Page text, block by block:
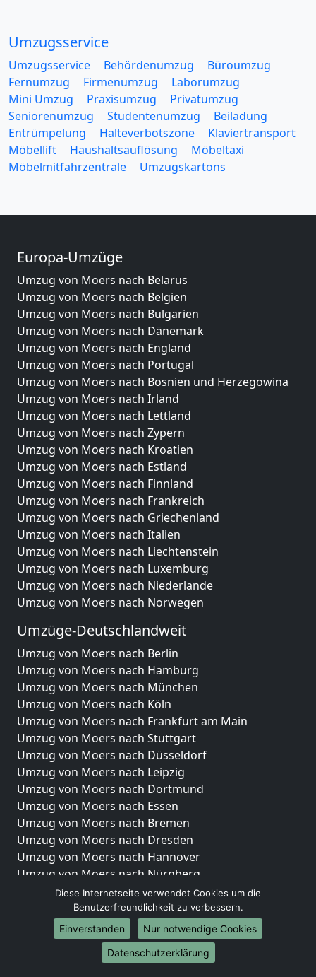
Umzugsservice
Umzugsservice Behördenumzug
Büroumzug
Fernumzug
Firmenumzug
Laborumzug
Mini Umzug
Praxisumzug
Privatumzug
Seniorenumzug
Studentenumzug
Beiladung
Entrümpelung
Halteverbotszone
Klaviertransport
Möbellift
Haushaltsauflösung
Möbeltaxi
Möbelmitfahrzentrale
Umzugskartons
Europa-Umzüge
Umzug von Moers nach Belarus
Umzug von Moers nach Belgien
Umzug von Moers nach Bulgarien
Umzug von Moers nach Dänemark
Umzug von Moers nach England
Umzug von Moers nach Portugal
Umzug von Moers nach Bosnien und Herzegowina
Umzug von Moers nach Irland
Umzug von Moers nach Lettland
Umzug von Moers nach Zypern
Umzug von Moers nach Kroatien
Umzug von Moers nach Estland
Umzug von Moers nach Finnland
Umzug von Moers nach Frankreich
Umzug von Moers nach Griechenland
Umzug von Moers nach Italien
Umzug von Moers nach Liechtenstein
Umzug von Moers nach Luxemburg
Umzug von Moers nach Niederlande
Umzug von Moers nach Norwegen
Umzüge-Deutschlandweit
Umzug von Moers nach Berlin
Umzug von Moers nach Hamburg
Umzug von Moers nach München
Umzug von Moers nach Köln
Umzug von Moers nach Frankfurt am Main
Umzug von Moers nach Stuttgart
Umzug von Moers nach Düsseldorf
Umzug von Moers nach Leipzig
Umzug von Moers nach Dortmund
Umzug von Moers nach Essen
Umzug von Moers nach Bremen
Umzug von Moers nach Dresden
Umzug von Moers nach Hannover
Umzug von Moers nach Nürnberg
Umzug von Moers nach Duisburg
Umzug von Moers nach Bochum
Umzug von Moers nach Wuppertal
Umzug von Moers nach Bielefeld
Umzug von Moers nach Bonn
Diese Internetseite verwendet Cookies um die
Benutzerfreundlichkeit zu verbessern.
Einverstanden
Nur notwendige Cookies
Datenschutzerklärung